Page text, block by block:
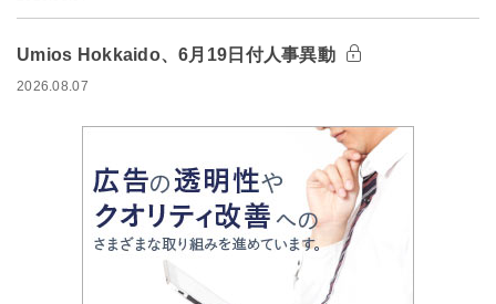
Umios Hokkaido、6月19日付人事異動
2026.08.07